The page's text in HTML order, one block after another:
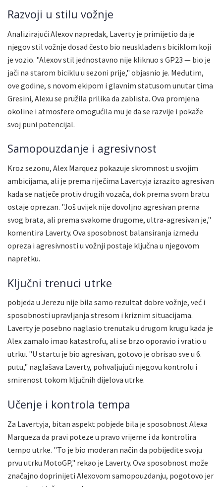
Razvoji u stilu vožnje
Analizirajući Alexov napredak, Laverty je primijetio da je
njegov stil vožnje dosad često bio neusklađen s biciklom koji
je vozio. "Alexov stil jednostavno nije kliknuo s GP23 — bio je
jači na starom biciklu u sezoni prije," objasnio je. Međutim,
ove godine, s novom ekipom i glavnim statusom unutar tima
Gresini, Alexu se pružila prilika da zablista. Ova promjena
okoline i atmosfere omogućila mu je da se razvije i pokaže
svoj puni potencijal.
Samopouzdanje i agresivnost
Kroz sezonu, Alex Marquez pokazuje skromnost u svojim
ambicijama, ali je prema riječima Lavertyja izrazito agresivan
kada se natječe protiv drugih vozača, dok prema svom bratu
ostaje oprezan. "Još uvijek nije dovoljno agresivan prema
svog brata, ali prema svakome drugome, ultra-agresivan je,"
komentira Laverty. Ova sposobnost balansiranja između
opreza i agresivnosti u vožnji postaje ključna u njegovom
napretku.
Ključni trenuci utrke
pobjeda u Jerezu nije bila samo rezultat dobre vožnje, već i
sposobnosti upravljanja stresom i kriznim situacijama.
Laverty je posebno naglasio trenutak u drugom krugu kada je
Alex zamalo imao katastrofu, ali se brzo oporavio i vratio u
utrku. "U startu je bio agresivan, gotovo je obrisao sve u 6.
putu," naglašava Laverty, pohvaljujući njegovu kontrolu i
smirenost tokom ključnih dijelova utrke.
Učenje i kontrola tempa
Za Lavertyja, bitan aspekt pobjede bila je sposobnost Alexa
Marqueza da pravi poteze u pravo vrijeme i da kontrolira
tempo utrke. "To je bio moderan način da pobijedite svoju
prvu utrku MotoGP," rekao je Laverty. Ova sposobnost može
značajno doprinijeti Alexovom samopouzdanju, pogotovo jer